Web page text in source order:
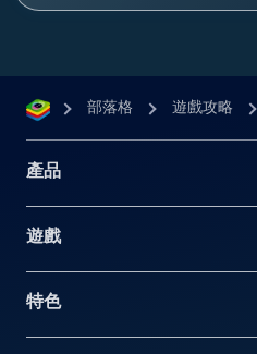
部落格 遊戲攻略
產品
遊戲
特色